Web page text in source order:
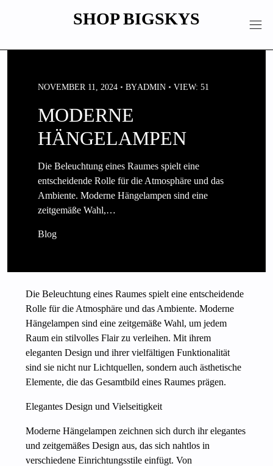
SHOP BIGSKYS
NOVEMBER 11, 2024 BYADMIN VIEW: 51
MODERNE
HÄNGELAMPEN
Die Beleuchtung eines Raumes spielt eine
entscheidende Rolle für die Atmosphäre und das
Ambiente. Moderne Hängelampen sind eine
zeitgemäße Wahl,…
Blog
Die Beleuchtung eines Raumes spielt eine entscheidende
Rolle für die Atmosphäre und das Ambiente. Moderne
Hängelampen sind eine zeitgemäße Wahl, um jedem
Raum ein stilvolles Flair zu verleihen. Mit ihrem
eleganten Design und ihrer vielfältigen Funktionalität
sind sie nicht nur Lichtquellen, sondern auch ästhetische
Elemente, die das Gesamtbild eines Raumes prägen.
Elegantes Design und Vielseitigkeit
Moderne Hängelampen zeichnen sich durch ihr elegantes
und zeitgemäßes Design aus, das sich nahtlos in
verschiedene Einrichtungsstile einfügt. Von